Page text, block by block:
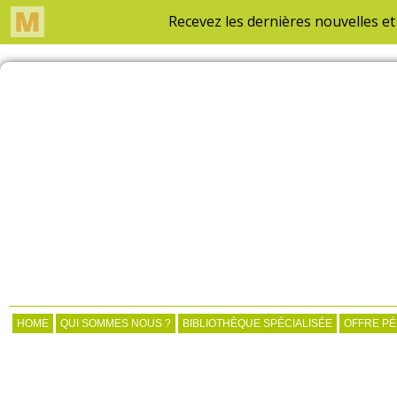
HOME QUI SOMMES NOUS ? BIBLIOTHÈQUE SPÉCIALISÉE OFFRE